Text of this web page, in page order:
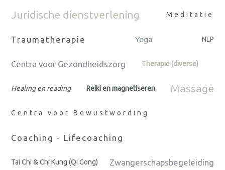
Juridische dienstverlening Meditatie
Traumatherapie Yoga NLP
Centra voor Gezondheidszorg Therapie (diverse)
Healing en reading Reiki en magnetiseren Massage
Centra voor Bewustwording
Coaching - Lifecoaching
Tai Chi & Chi Kung (Qi Gong) Zwangerschapsbegeleiding